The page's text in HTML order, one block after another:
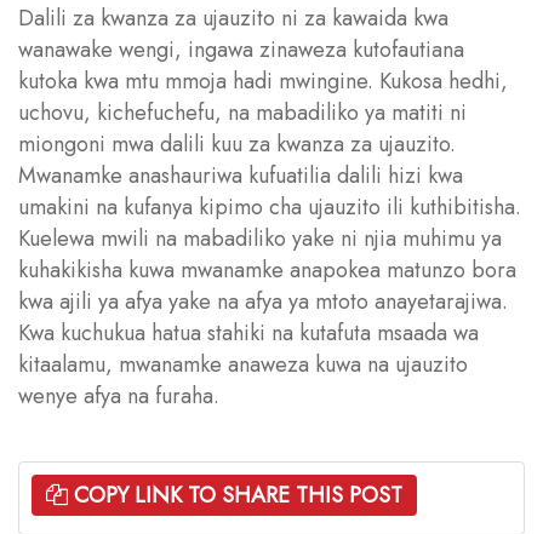
Dalili za kwanza za ujauzito ni za kawaida kwa
wanawake wengi, ingawa zinaweza kutofautiana
kutoka kwa mtu mmoja hadi mwingine. Kukosa hedhi,
uchovu, kichefuchefu, na mabadiliko ya matiti ni
miongoni mwa dalili kuu za kwanza za ujauzito.
Mwanamke anashauriwa kufuatilia dalili hizi kwa
umakini na kufanya kipimo cha ujauzito ili kuthibitisha.
Kuelewa mwili na mabadiliko yake ni njia muhimu ya
kuhakikisha kuwa mwanamke anapokea matunzo bora
kwa ajili ya afya yake na afya ya mtoto anayetarajiwa.
Kwa kuchukua hatua stahiki na kutafuta msaada wa
kitaalamu, mwanamke anaweza kuwa na ujauzito
wenye afya na furaha.
COPY LINK TO SHARE THIS POST